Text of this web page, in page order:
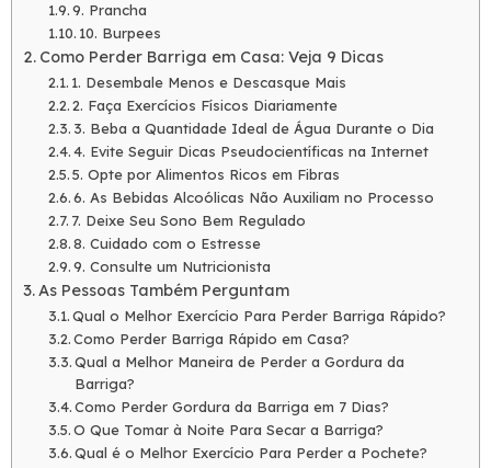
9. Prancha
10. Burpees
Como Perder Barriga em Casa: Veja 9 Dicas
1. Desembale Menos e Descasque Mais
2. Faça Exercícios Físicos Diariamente
3. Beba a Quantidade Ideal de Água Durante o Dia
4. Evite Seguir Dicas Pseudocientíficas na Internet
5. Opte por Alimentos Ricos em Fibras
6. As Bebidas Alcoólicas Não Auxiliam no Processo
7. Deixe Seu Sono Bem Regulado
8. Cuidado com o Estresse
9. Consulte um Nutricionista
As Pessoas Também Perguntam
Qual o Melhor Exercício Para Perder Barriga Rápido?
Como Perder Barriga Rápido em Casa?
Qual a Melhor Maneira de Perder a Gordura da
Barriga?
Como Perder Gordura da Barriga em 7 Dias?
O Que Tomar à Noite Para Secar a Barriga?
Qual é o Melhor Exercício Para Perder a Pochete?